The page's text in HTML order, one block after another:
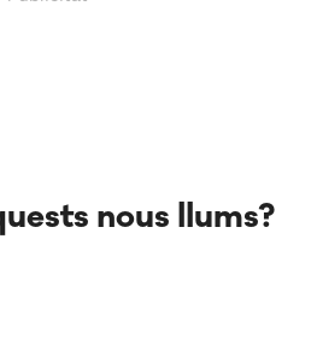
nous llums?